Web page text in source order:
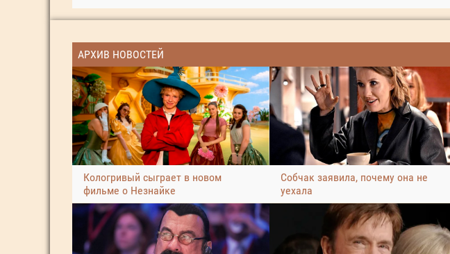
АРХИВ НОВОСТЕЙ
Кологривый сыграет в новом
фильме о Незнайке
Собчак заявила, почему она не
уехала